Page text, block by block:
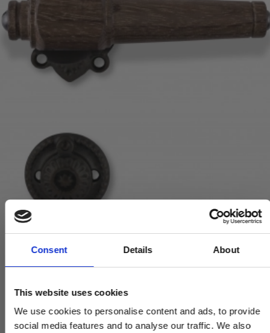
Consent Details About
This website uses cookies
We use cookies to personalise content and ads, to provide
social media features and to analyse our traffic. We also
SVANEMØLLEN - Røget eg og oxideret messing - Ældre døre
SVANEMOLLEN1001
VIS PRODUKT